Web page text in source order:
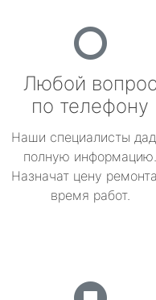
Любой вопрос
по телефону
Наши специалисты
полную информацию.
Назначат цену
время работ.